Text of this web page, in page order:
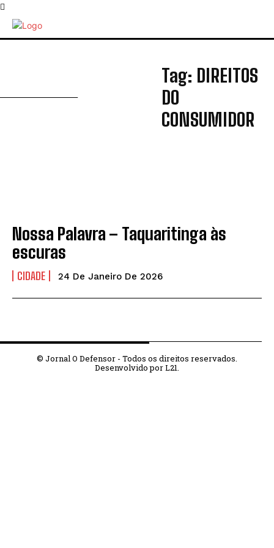
Tag: DIREITOS
DO
CONSUMIDOR
D
Nossa Palavra – Taquaritinga às
escuras
CIDADE 24 De Janeiro De 2026
© Jornal O Defensor - Todos os direitos reservados.
Desenvolvido por L21.